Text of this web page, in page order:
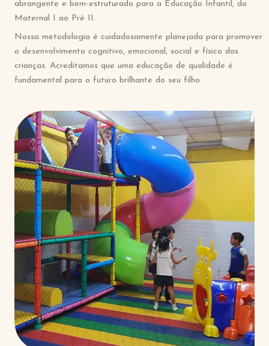
abrangente e bem-estruturado para a Educação Infantil, do
Maternal I ao Pré II.
Nossa metodologia é cuidadosamente planejada para promover
o desenvolvimento cognitivo, emocional, social e físico das
crianças. Acreditamos que uma educação de qualidade é
fundamental para o futuro brilhante do seu filho.